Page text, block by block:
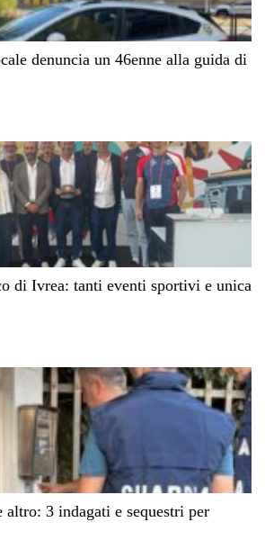
denuncia un 46enne alla guida di
di Ivrea: tanti eventi sportivi e unica
altro: 3 indagati e sequestri per